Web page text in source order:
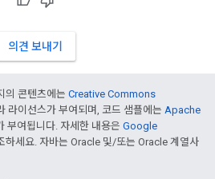
의견 보내기
의 콘텐츠에는 Creative Commons
라이선스가 부여되며, 코드 샘플에는 Apache
부여됩니다. 자세한 내용은 Google
하세요. 자바는 Oracle 및/또는 Oracle 계열사